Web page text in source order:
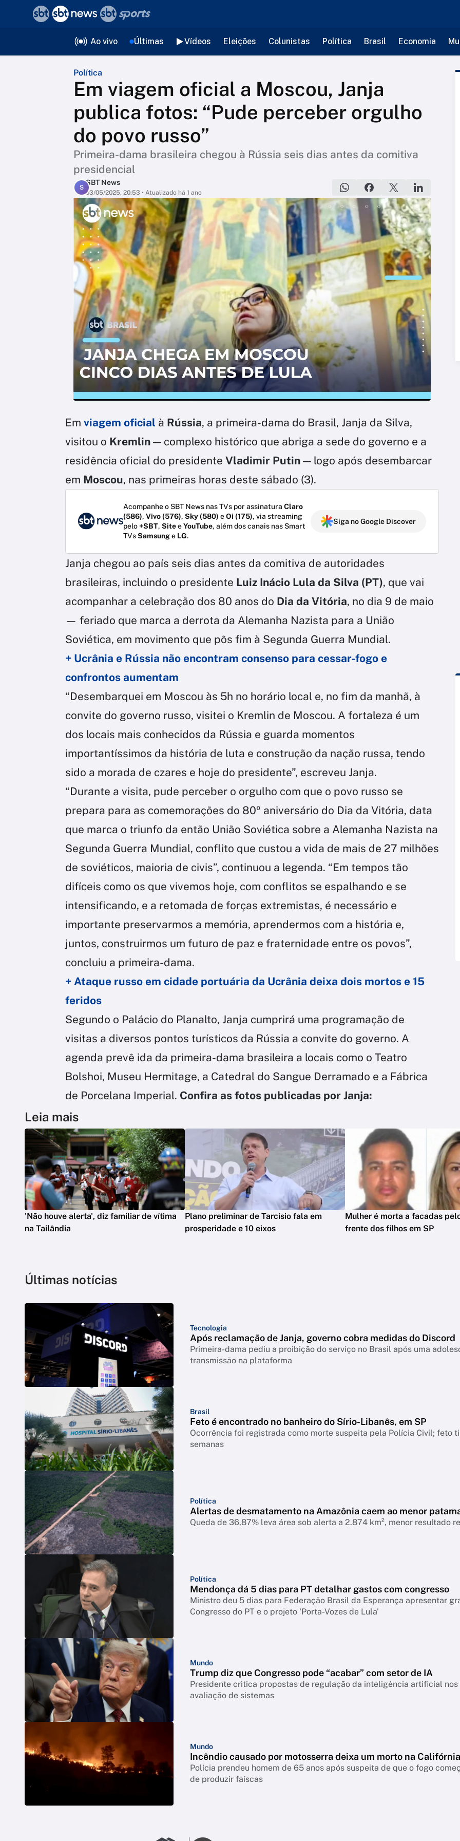
Ao vivo Últimas Vídeos Eleições Colunistas Política Brasil Economia
Política
Em viagem oficial a Moscou, Janja
publica fotos: “Pude perceber orgulho
do povo russo”
Primeira-dama brasileira chegou à Rússia seis dias antes da comitiva
presidencial
S
SBT News
03/05/2025, 20:53 • Atualizado há 1 ano
Em viagem oficial à Rússia, a primeira-dama do Brasil, Janja da Silva,
visitou o Kremlin — complexo histórico que abriga a sede do governo e a
residência oficial do presidente Vladimir Putin — logo após desembarcar
em Moscou, nas primeiras horas deste sábado (3).
Acompanhe o SBT News nas TVs por assinatura Claro
(586), Vivo (576), Sky (580) eOi (175), via streaming
pelo+SBT, SiteeYouTube, além dos canais nas Smart
TVsSamsunge LG.
Siga no Google Discover
Janja chegou ao país seis dias antes da comitiva de autoridades
brasileiras, incluindo o presidente Luiz Inácio Lula da Silva (PT), que vai
acompanhar a celebração dos 80 anos do Dia da Vitória, no dia 9 de maio
— feriado que marca a derrota da Alemanha Nazista para a União
Soviética, em movimento que pôs fim à Segunda Guerra Mundial.
+ Ucrânia e Rússia não encontram consenso para cessar-fogo e
confrontos aumentam
“Desembarquei em Moscou às 5h no horário local e, no fim da manhã, à
convite do governo russo, visitei o Kremlin de Moscou. A fortaleza é um
dos locais mais conhecidos da Rússia e guarda momentos
importantíssimos da história de luta e construção da nação russa, tendo
sido a morada de czares e hoje do presidente”, escreveu Janja.
“Durante a visita, pude perceber o orgulho com que o povo russo se
prepara para as comemorações do 80º aniversário do Dia da Vitória, data
que marca o triunfo da então União Soviética sobre a Alemanha Nazista na
Segunda Guerra Mundial, conflito que custou a vida de mais de 27 milhões
de soviéticos, maioria de civis”, continuou a legenda. “Em tempos tão
difíceis como os que vivemos hoje, com conflitos se espalhando e se
intensificando, e a retomada de forças extremistas, é necessário e
importante preservarmos a memória, aprendermos com a história e,
juntos, construirmos um futuro de paz e fraternidade entre os povos”,
concluiu a primeira-dama.
+ Ataque russo em cidade portuária da Ucrânia deixa dois mortos e 15
feridos
Segundo o Palácio do Planalto, Janja cumprirá uma programação de
visitas a diversos pontos turísticos da Rússia a convite do governo. A
agenda prevê ida da primeira-dama brasileira a locais como o Teatro
Bolshoi, Museu Hermitage, a Catedral do Sangue Derramado e a Fábrica
de Porcelana Imperial. Confira as fotos publicadas por Janja:
Leia mais
'Não houve alerta', diz familiar de vítima
na Tailândia
Plano preliminar de Tarcísio fala em
prosperidade e 10 eixos
Mulher é morta a facadas
frente dos filhos em SP
Últimas notícias
Tecnologia
Após reclamação de Janja, governo cobra medidas do Discord
Primeira-dama pediu a proibição do serviço no Brasil após uma
transmissão na plataforma
Brasil
Feto é encontrado no banheiro do Sírio-Libanês, em SP
Ocorrência foi registrada como morte suspeita pela Polícia Civil; feto
semanas
Política
Alertas de desmatamento na Amazônia caem ao menor
Queda de 36,87% leva área sob alerta a 2.874 km², menor resultado
Política
Mendonça dá 5 dias para PT detalhar gastos com congresso
Ministro deu 5 dias para Federação Brasil da Esperança apresentar
Congresso do PT e o projeto 'Porta-Vozes de Lula'
Mundo
Trump diz que Congresso pode “acabar” com setor de IA
Presidente critica propostas de regulação da inteligência artificial nos
avaliação de sistemas
Mundo
Incêndio causado por motosserra deixa um morto na Califórnia
Polícia prendeu homem de 65 anos após suspeita de que o fogo
de produzir faíscas
voltar
Editorias